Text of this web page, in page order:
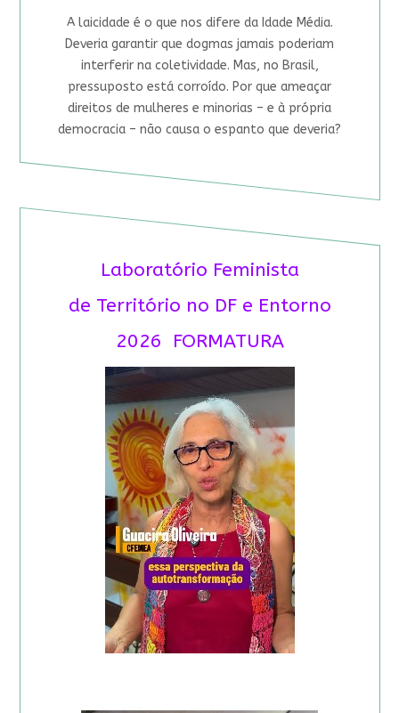
A laicidade é o que nos difere da Idade Média.
Deveria garantir que dogmas jamais poderiam
interferir na coletividade. Mas, no Brasil,
pressuposto está corroído. Por que ameaçar
direitos de mulheres e minorias – e à própria
democracia – não causa o espanto que deveria?
Laboratório Feminista
de Território no DF e Entorno
2026 FORMATURA